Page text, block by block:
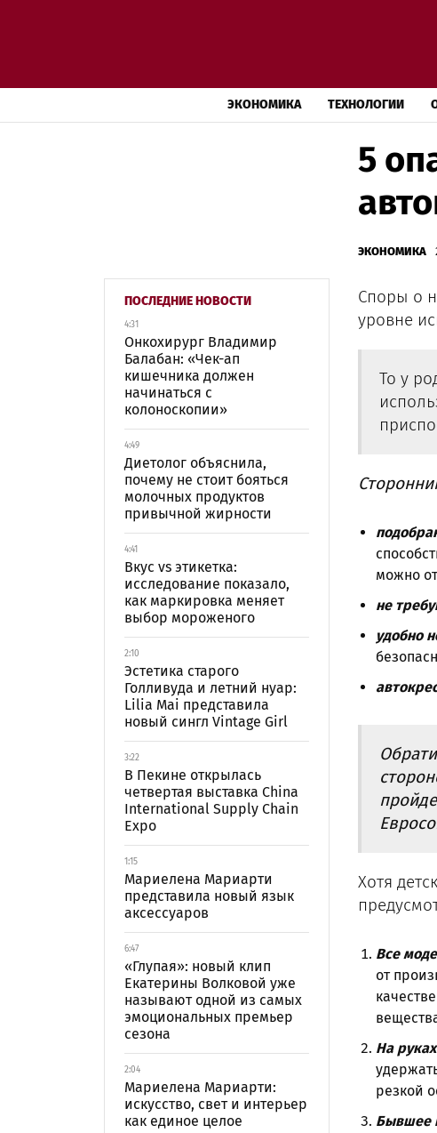
ЭКОНОМИКА ТЕХНОЛОГИИ
5
ЭКОНОМИКА
ПОСЛЕДНИЕ НОВОСТИ
4:31
Онкохирург Владимир
Балабан: «Чек-ап
кишечника должен
начинаться с
колоноскопии»
4:49
Диетолог объяснила,
почему не стоит бояться
молочных продуктов
привычной жирности
4:41
Вкус vs этикетка:
исследование показало,
как маркировка меняет
выбор мороженого
2:10
Эстетика старого
Голливуда и летний нуар:
Lilia Mai представила
новый сингл Vintage Girl
3:22
В Пекине открылась
четвертая выставка China
International Supply Chain
Expo
1:15
Мариелена Мариарти
представила новый язык
аксессуаров
6:47
«Глупая»: новый клип
Екатерины Волковой уже
называют одной из самых
эмоциональных премьер
сезона
2:04
Мариелена Мариарти:
искусство, свет и интерьер
как единое целое
Споры о
уровне
То у
можно
не
удобно
Хотя
Все
от
На
резкой
Бывшее